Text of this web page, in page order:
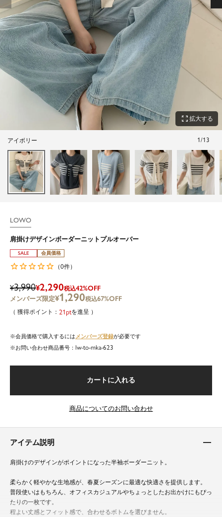
zoom_out_map 拡大する
アイボリー 1/13
LOWO
肩掛けデザインボーダーニットプルオーバー
SALE 会員価格
（0件）
¥3,990¥2,290税込42%OFF
¥1,290税込67%OFF
21 を進呈
会員価格で購入するには メンバーズ登録が必要です
商品番号
lw-to-mka-623
カートに入れる
商品についてのお問い合わせ
アイテム説明
肩掛けのデザインがポイントになった半袖ボーダーニット。
柔らかく軽やかな生地感が、春夏シーズンに最適な快適さを提供します。
普段使いはもちろん、オフィスカジュアルやちょっとしたお出かけにもぴっ
たりの一枚です。
程よい丈感とフィット感で、合わせるボトムを選びません。